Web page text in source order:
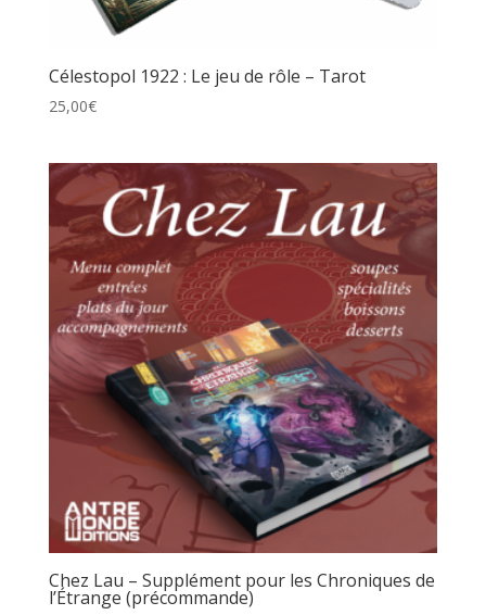
Célestopol 1922 : Le jeu de rôle – Tarot
25,00€
Chez Lau – Supplément pour les Chroniques de
l’Étrange (précommande)